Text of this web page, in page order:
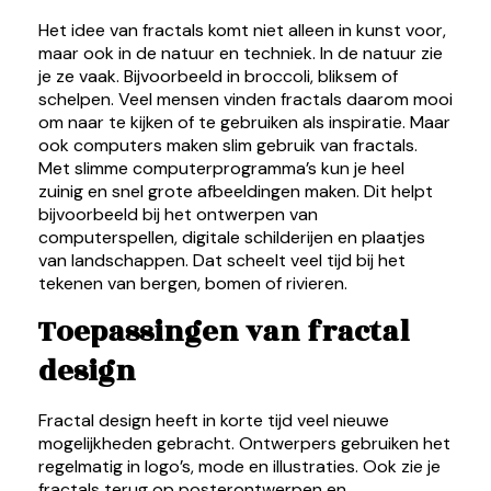
Het idee van fractals komt niet alleen in kunst voor,
maar ook in de natuur en techniek. In de natuur zie
je ze vaak. Bijvoorbeeld in broccoli, bliksem of
schelpen. Veel mensen vinden fractals daarom mooi
om naar te kijken of te gebruiken als inspiratie. Maar
ook computers maken slim gebruik van fractals.
Met slimme computerprogramma’s kun je heel
zuinig en snel grote afbeeldingen maken. Dit helpt
bijvoorbeeld bij het ontwerpen van
computerspellen, digitale schilderijen en plaatjes
van landschappen. Dat scheelt veel tijd bij het
tekenen van bergen, bomen of rivieren.
Toepassingen van fractal
design
Fractal design heeft in korte tijd veel nieuwe
mogelijkheden gebracht. Ontwerpers gebruiken het
regelmatig in logo’s, mode en illustraties. Ook zie je